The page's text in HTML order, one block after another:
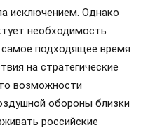
исключением. Однако
необходимость
подходящее время
на стратегические
возможности
обороны близки
российские